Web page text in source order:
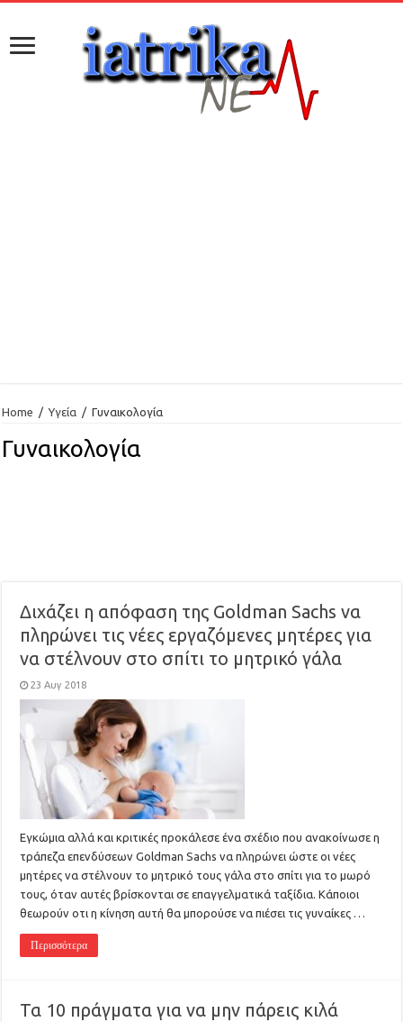
Home / Υγεία / Γυναικολογία
Γυναικολογία
Διχάζει η απόφαση της Goldman Sachs να
πληρώνει τις νέες εργαζόμενες μητέρες για
να στέλνουν στο σπίτι το μητρικό γάλα
23 Αυγ 2018
Εγκώμια αλλά και κριτικές προκάλεσε ένα σχέδιο που ανακοίνωσε η
τράπεζα επενδύσεων Goldman Sachs να πληρώνει ώστε οι νέες
μητέρες να στέλνουν το μητρικό τους γάλα στο σπίτι για το μωρό
τους, όταν αυτές βρίσκονται σε επαγγελματικά ταξίδια. Κάποιοι
θεωρούν οτι η κίνηση αυτή θα μπορούσε να πιέσει τις γυναίκες …
Περισσότερα
Τα 10 πράγματα για να μην πάρεις κιλά